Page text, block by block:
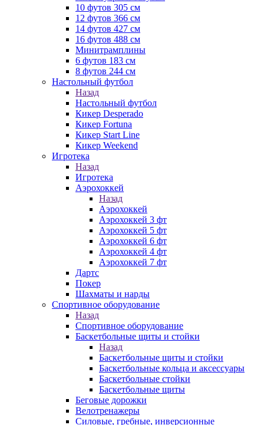
10 футов 305 см
12 футов 366 см
14 футов 427 см
16 футов 488 см
Минитрамплины
6 футов 183 см
8 футов 244 см
Настольный футбол
Назад
Настольный футбол
Кикер Desperado
Кикер Fortuna
Кикер Start Line
Кикер Weekend
Игротека
Назад
Игротека
Аэрохоккей
Назад
Аэрохоккей
Аэрохоккей 3 фт
Аэрохоккей 5 фт
Аэрохоккей 6 фт
Аэрохоккей 4 фт
Аэрохоккей 7 фт
Дартс
Покер
Шахматы и нарды
Спортивное оборудование
Назад
Спортивное оборудование
Баскетбольные щиты и стойки
Назад
Баскетбольные щиты и стойки
Баскетбольные кольца и аксессуары
Баскетбольные стойки
Баскетбольные щиты
Беговые дорожки
Велотренажеры
Силовые, гребные, инверсионные